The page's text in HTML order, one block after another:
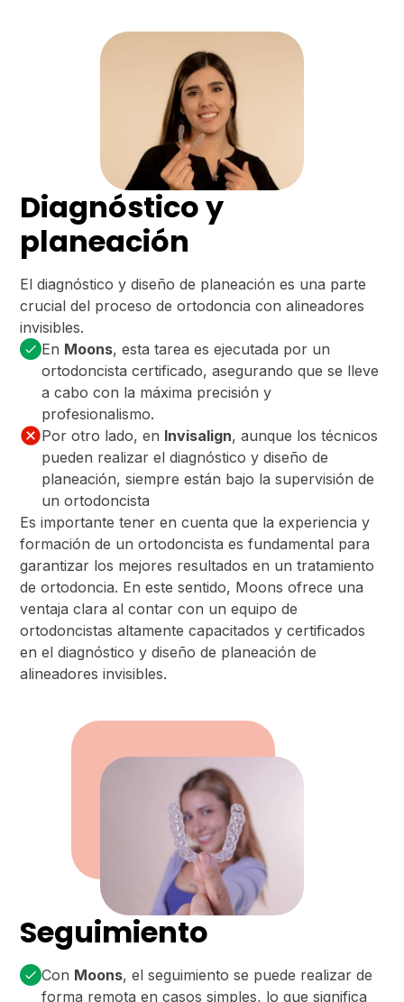
Diagnóstico y
planeación
El diagnóstico y diseño de planeación es una parte
crucial del proceso de ortodoncia con alineadores
invisibles.
En Moons, esta tarea es ejecutada por un
ortodoncista certificado, asegurando que se lleve
a cabo con la máxima precisión y
profesionalismo.
Por otro lado, en Invisalign, aunque los técnicos
pueden realizar el diagnóstico y diseño de
planeación, siempre están bajo la supervisión de
un ortodoncista
Es importante tener en cuenta que la experiencia y
formación de un ortodoncista es fundamental para
garantizar los mejores resultados en un tratamiento
de ortodoncia. En este sentido, Moons ofrece una
ventaja clara al contar con un equipo de
ortodoncistas altamente capacitados y certificados
en el diagnóstico y diseño de planeación de
alineadores invisibles.
Seguimiento
Con Moons, el seguimiento se puede realizar de
forma remota en casos simples, lo que significa